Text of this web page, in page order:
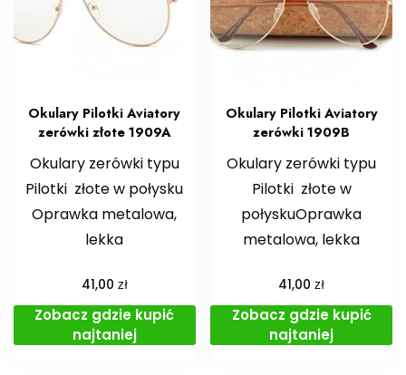
Okulary Pilotki Aviatory
zerówki złote 1909A
Okulary zerówki typu
Pilotki złote w połysku
Oprawka metalowa,
lekka
41,00 zł
Zobacz gdzie kupić
najtaniej
Okulary Pilotki Aviatory
zerówki 1909B
Okulary zerówki typu
Pilotki złote w
połyskuOprawka
metalowa, lekka
41,00zł
Zobacz gdzie kupić
najtaniej